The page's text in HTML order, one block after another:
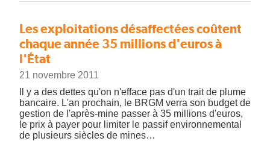
Les exploitations désaffectées coûtent
chaque année 35 millions d'euros à
l'État
21 novembre 2011
Il y a des dettes qu'on n'efface pas d'un trait de plume
bancaire. L'an prochain, le BRGM verra son budget de
gestion de l'après-mine passer à 35 millions d'euros,
le prix à payer pour limiter le passif environnemental
de plusieurs siècles de mines…